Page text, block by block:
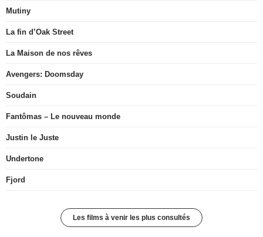
Mutiny
La fin d’Oak Street
La Maison de nos rêves
Avengers: Doomsday
Soudain
Fantômas – Le nouveau monde
Justin le Juste
Undertone
Fjord
Les films à venir les plus consultés